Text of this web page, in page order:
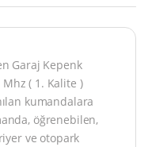
Garaj Kepenk
( 1. Kalite )
kumandalara
öğrenebilen,
ve otopark